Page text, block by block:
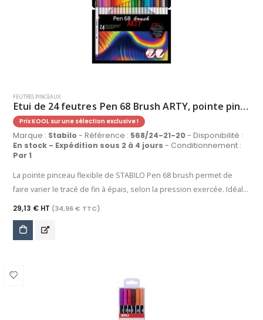
sans sécher. Débutant(e) ou artiste confirmé(e), laissez parler votre
FEUTRES PINCEAUX
Etui de 24 feutres Pen 68 Brush ARTY, pointe pinceau, couleurs assorties (24)
Prix KOOL sur une sélection exclusive !
Marque : Stabilo - Référence : 568/24-21-20 - Disponibilité :
En stock - Expédition sous 2 à 4 jours - Conditionnement :
Par 1
La pointe pinceau flexible de STABILO Pen 68 brush permet de
faire varier le tracé de fin à épais, selon la pression exercée. Idéal
pour l'écriture créative, le dessin, le lettering, les aplats et bien
68 brush permet aussi de réaliser des effets d'aquarelle, des
point 88 et STABILO Pen 68. Grâce à sa technologie anti-
dessèchement, ce feutre peut rester ouvert jusqu'à 24 heures
sans sécher. Débutant(e) ou artiste confirmé(e), laissez parler votre
29,13 € HT (34,96 € TTC)